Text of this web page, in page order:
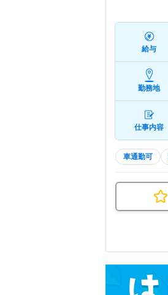
給与
勤務地
仕事内容
車通勤可